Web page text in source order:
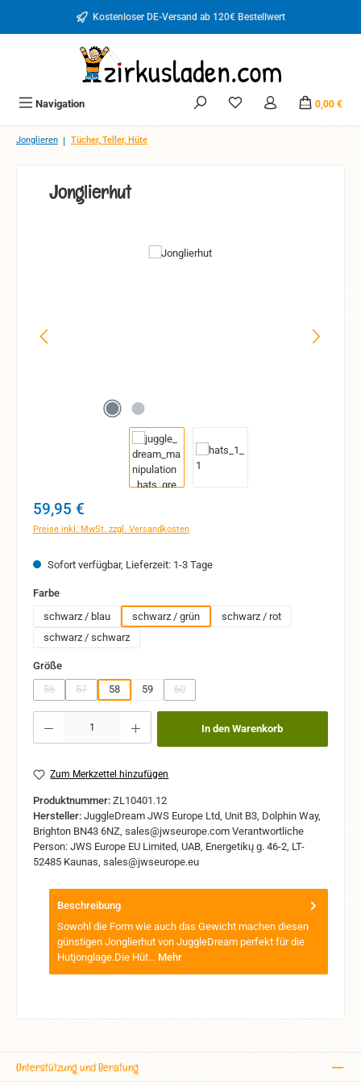
Zum Hauptinhalt springenKostenloser DE-Versand ab 120€ Bestellwert
Navigation Du hast 0 Produkte auf
0,00 €
Jonglieren | Tücher, Teller, Hüte
Jonglierhut
Regulärer Preis:
59,95 €
Preise inkl. MwSt. zzgl. Versandkosten
Sofort verfügbar, Lieferzeit: 1-3 Tage
Farbeauswählen
schwarz / blau
schwarz / grün
schwarz / rot
schwarz / schwarz
Größeauswählen
56
(Diese Option ist zurzeit nicht verfügbar.)
57
(Diese Option ist zurzeit nicht verfügbar.)
58 59 60
(Diese Option ist zurzeit nicht verfügbar.)
Produkt Anzahl: Gib den gewünschten Wert ein oder benutze die Schaltflächen
In den Warenkorb
Zum Merkzettel hinzufügen
Produktnummer: ZL10401.12
Hersteller: JuggleDream JWS Europe Ltd, Unit B3, Dolphin Way,
Brighton BN43 6NZ, sales@jwseurope.com Verantwortliche
Person: JWS Europe EU Limited, UAB, Energetikų g. 46-2, LT-
52485 Kaunas, sales@jwseurope.eu
Beschreibung
Sowohl die Form wie auch das Gewicht machen diesen
günstigen Jonglierhut von JuggleDream perfekt für die
Hutjonglage.Die Hüt… Mehr
Unterstützung und Beratung